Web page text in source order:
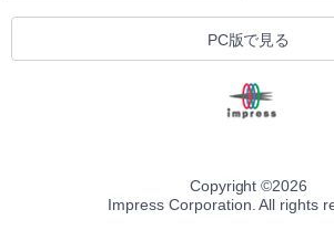
PC版で見る
Copyright ©2026
Impress Corporation. All rights